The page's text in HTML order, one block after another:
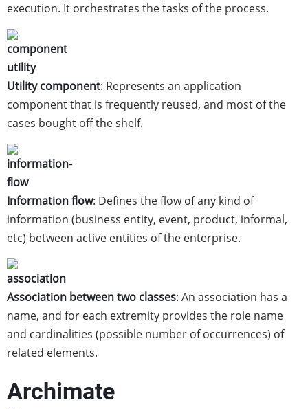
execution. It orchestrates the tasks of the process.
Utility component: Represents an application
component that is frequently reused, and most of the
cases bought off the shelf.
Information flow: Defines the flow of any kind of
information (business entity, event, product, informal,
etc) between active entities of the enterprise.
Association between two classes: An association has a
name, and for each extremity provides the role name
and cardinalities (possible number of occurrences) of
related elements.
Archimate